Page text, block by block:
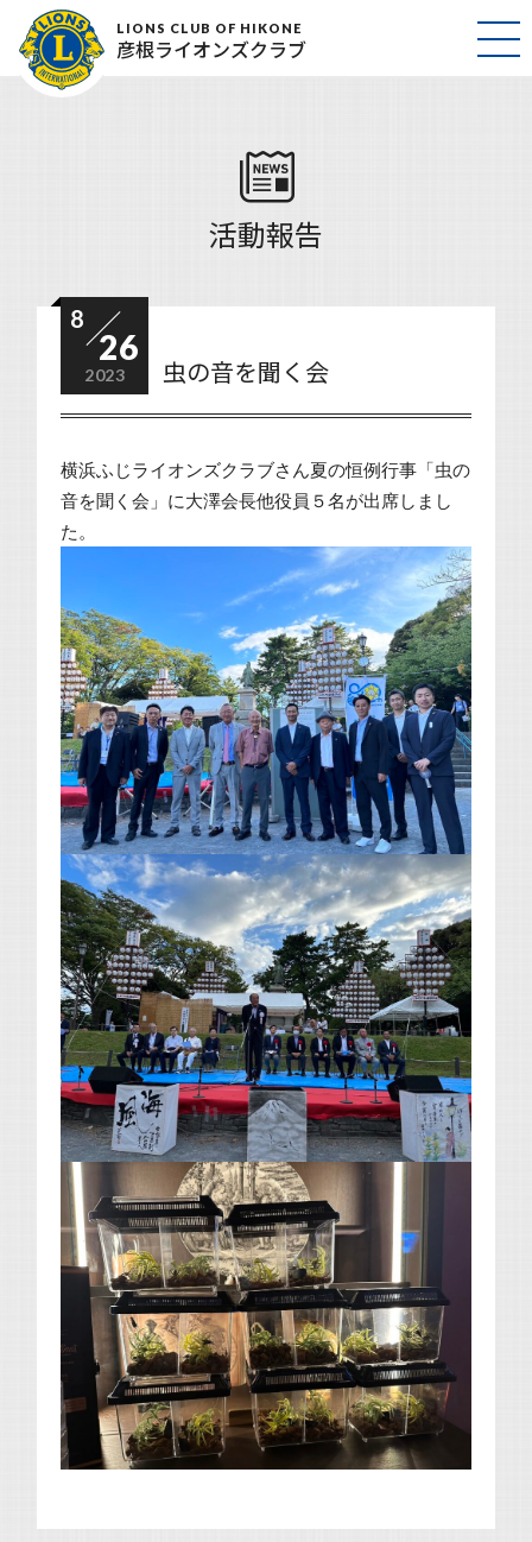
LIONS CLUB OF HIKONE
彦根ライオンズクラブ
活動報告
8
26
2023 虫の音を聞く会
横浜ふじライオンズクラブさん夏の恒例行事「虫の
音を聞く会」に大澤会長他役員５名が出席しまし
た。